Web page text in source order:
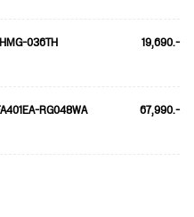
036TH 19,690.-
RG048WA 67,990.-